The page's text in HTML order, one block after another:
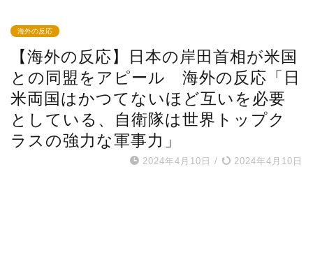
海外の反応
【海外の反応】日本の岸田首相が米国
との同盟をアピール 海外の反応「日
米両国はかつてないほど互いを必要
としている、自衛隊は世界トップク
ラスの強力な軍事力」
2024年4月10日 / 2024年4月10日